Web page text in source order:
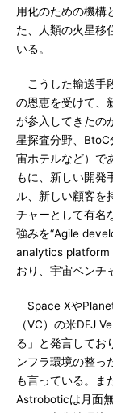
用化のための機構
た、人類の火星移
いる。
こうした輸送手
の恩恵を受けて、
が参入してきたの
星探査分野、
宙ホテルなど）で
もに、新しい開発
ル、新しい顧客を
チャーとして有名
強みを“Agile
analytics platform
おり、宇宙ベンチ
Space Xや
（VC）の米DFJ
る」と発言してお
ンフラ環境の整っ
も言っている。ま
Astroboticは月面